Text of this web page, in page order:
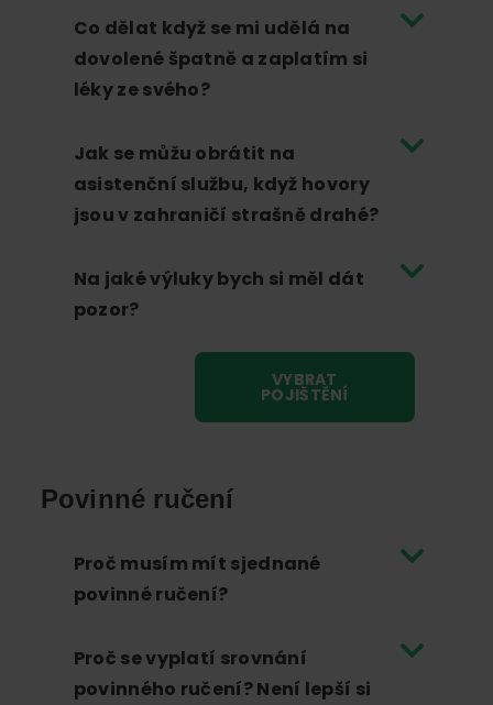
Co dělat když se mi udělá na
dovolené špatně a zaplatím si
léky ze svého?
Jak se můžu obrátit na
asistenční službu, když hovory
jsou v zahraničí strašně drahé?
Na jaké výluky bych si měl dát
pozor?
VYBRAT
POJIŠTĚNÍ
Povinné ručení
Proč musím mít sjednané
povinné ručení?
Proč se vyplatí srovnání
povinného ručení? Není lepší si